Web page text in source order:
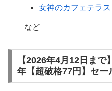
女神のカフェテラ
など
【2026年4月12日ま
年【超破格77円】セー